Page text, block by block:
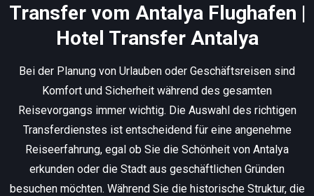
Transfer vom Antalya Flughafen |
Hotel Transfer Antalya
Bei der Planung von Urlauben oder Geschäftsreisen sind
Komfort und Sicherheit während des gesamten
Reisevorgangs immer wichtig. Die Auswahl des richtigen
Transferdienstes ist entscheidend für eine angenehme
Reiseerfahrung, egal ob Sie die Schönheit von Antalya
erkunden oder die Stadt aus geschäftlichen Gründen
besuchen möchten. Während Sie die historische Struktur, die